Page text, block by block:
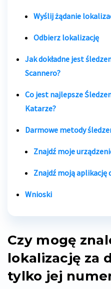
Wyślij żądanie
Odbierz lokalizację
Jak dokładne jest
Scannero?
Co jest najlepsze
Katarze?
Darmowe metody
Znajdź moje
Znajdź moją aplikację
Wnioski
Czy mogę
lokalizację za
tylko jej